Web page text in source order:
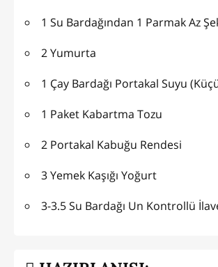
1 Su Bardağından 1 Parmak
2 Yumurta
1 Çay Bardağı Portakal Suyu
1 Paket Kabartma Tozu
2 Portakal Kabuğu Rendesi
3 Yemek Kaşığı Yoğurt
3-3.5 Su Bardağı Un Kontrollü